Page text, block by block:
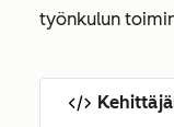
työnkulun